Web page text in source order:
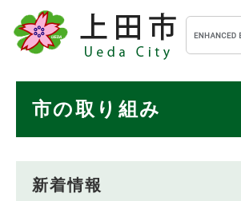
メニューを飛ばして本文へ
キ
ー
ワ
市の取り組み
新着情報